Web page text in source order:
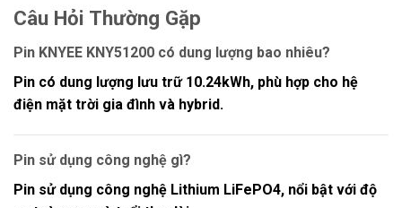
Câu Hỏi Thường Gặp
Pin KNYEE KNY51200 có dung lượng bao nhiêu?
Pin có dung lượng lưu trữ 10.24kWh, phù hợp cho hệ
điện mặt trời gia đình và hybrid.
Pin sử dụng công nghệ gì?
Pin sử dụng công nghệ Lithium LiFePO4, nổi bật với độ